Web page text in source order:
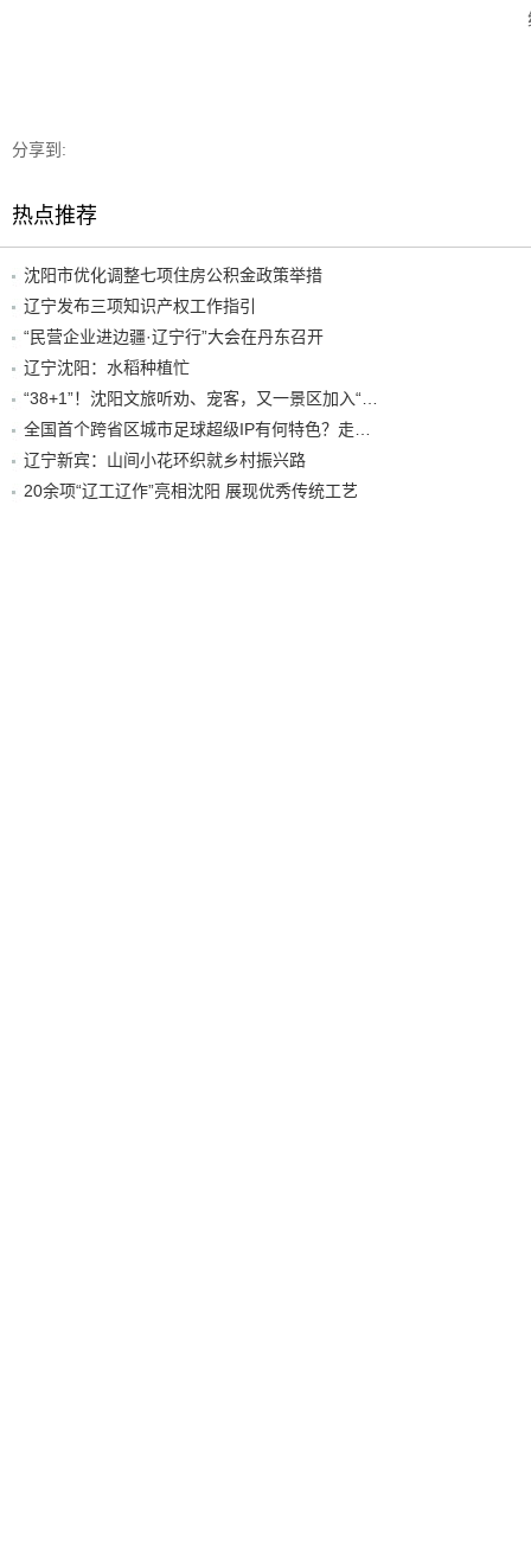
分享到:
热点推荐
沈阳市优化调整七项住房公积金政策举措
辽宁发布三项知识产权工作指引
“民营企业进边疆·辽宁行”大会在丹东召开
辽宁沈阳：水稻种植忙
辽宁新宾：山间小花环织就乡村振兴路
20余项“辽工辽作”亮相沈阳 展现优秀传统工艺